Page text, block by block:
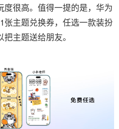
很高。值得一提的是，华为
张主题兑换券，任选一款装扮
主题送给朋友。